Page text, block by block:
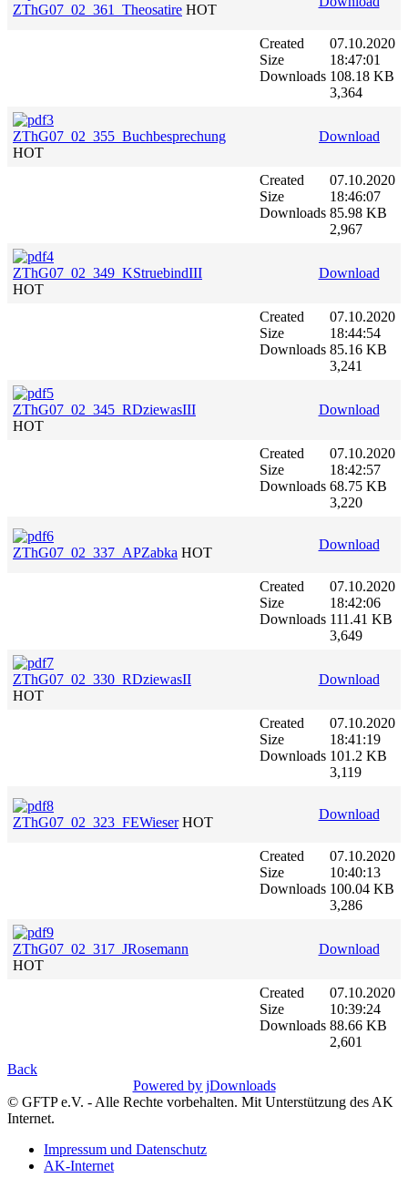
ZThG07_02_361_Theosatire HOT
Created
Size
Downloads
07.10.2020
18:47:01
108.18 KB
3,364
ZThG07_02_355_Buchbesprechung
HOT
Download
Created
Size
Downloads
07.10.2020
18:46:07
85.98 KB
2,967
ZThG07_02_349_KStruebindIII
HOT
Download
Created
Size
Downloads
07.10.2020
18:44:54
85.16 KB
3,241
ZThG07_02_345_RDziewasIII
HOT
Download
Created
Size
Downloads
07.10.2020
18:42:57
68.75 KB
3,220
ZThG07_02_337_APZabka HOT
Download
Created
Size
Downloads
07.10.2020
18:42:06
111.41 KB
3,649
ZThG07_02_330_RDziewasII
HOT
Download
Created
Size
Downloads
07.10.2020
18:41:19
101.2 KB
3,119
ZThG07_02_323_FEWieser HOT
Download
Created
Size
Downloads
07.10.2020
10:40:13
100.04 KB
3,286
ZThG07_02_317_JRosemann
HOT
Download
Created
Size
Downloads
07.10.2020
10:39:24
88.66 KB
2,601
Back
Powered by jDownloads
© GFTP e.V. - Alle Rechte vorbehalten. Mit Unterstützung des AK
Internet.
Impressum und Datenschutz
AK-Internet